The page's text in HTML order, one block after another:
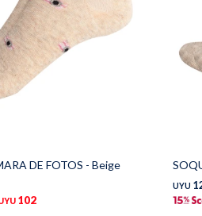
DE FOTOS - Beige
102
UYU